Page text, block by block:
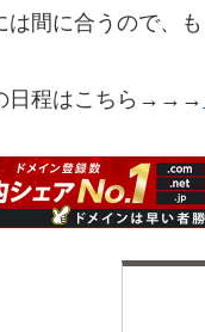
は間に合うので、
日程はこちら→→→